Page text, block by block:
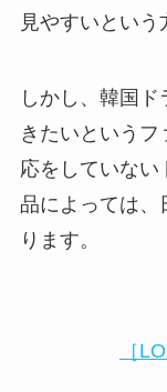
見やすいという
しかし、韓国
きたいという
応をしていない
品によっては、
ります。
［